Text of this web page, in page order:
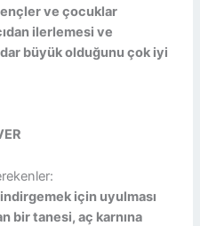
ve çocuklar
ilerlemesi ve
büyük olduğunu çok iyi
indirgemek için uyulması
bir tanesi, aç karnına